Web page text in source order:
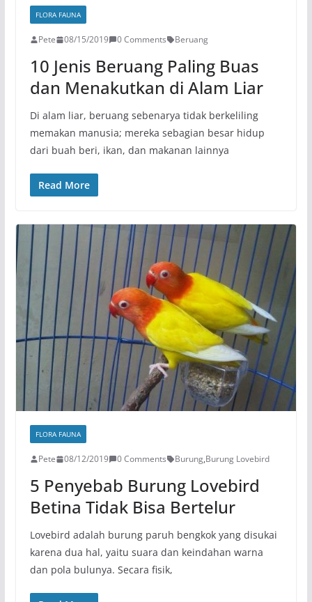
FLORA FAUNA
Pete 08/15/2019 0 Comments Beruang
10 Jenis Beruang Paling Buas
dan Menakutkan di Alam Liar
Di alam liar, beruang sebenarya tidak berkeliling
memakan manusia; mereka sebagian besar hidup
dari buah beri, ikan, dan makanan lainnya
Read More
FLORA FAUNA
Pete 08/12/2019 0 Comments Burung,Burung Lovebird
5 Penyebab Burung Lovebird
Betina Tidak Bisa Bertelur
Lovebird adalah burung paruh bengkok yang disukai
karena dua hal, yaitu suara dan keindahan warna
dan pola bulunya. Secara fisik,